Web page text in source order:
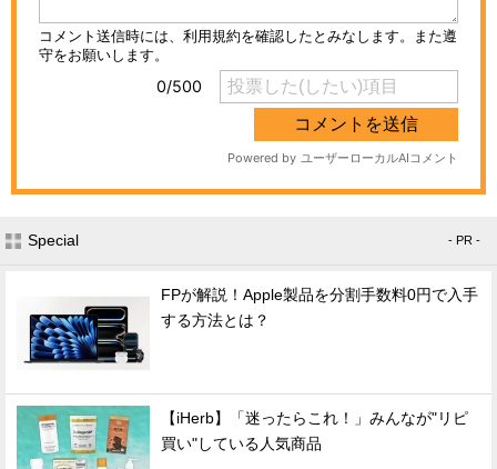
Special - PR -
FPが解説！Apple製品を分割手数料0円で入手
する方法とは？
【iHerb】「迷ったらこれ！」みんなが"リピ
買い"している人気商品